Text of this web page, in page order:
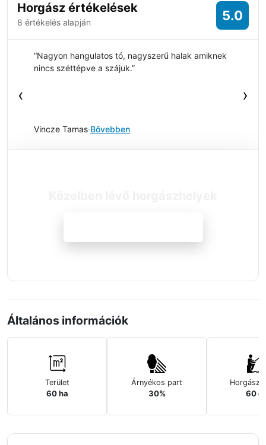
Horgász értékelések
8 értékelés alapján 5.0
‹
“Nagyon hangulatos tó, nagyszerű halak amiknek
nincs széttépve a szájuk.”
Vincze Tamas·Bővebben
›
Általános információk
Terület
60 ha
Árnyékos part
30% 60